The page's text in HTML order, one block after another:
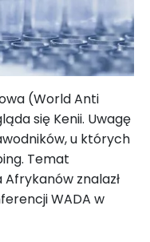
(World Anti
się Kenii. Uwagę
u których
Temat
znalazł
WADA w